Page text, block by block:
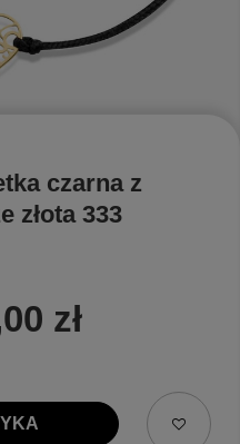
czarna z
złota 333
zł